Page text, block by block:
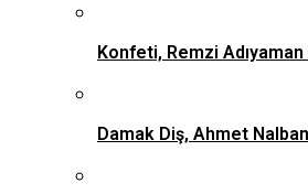
Konfeti, Remzi Adıyaman
Damak Diş, Ahmet